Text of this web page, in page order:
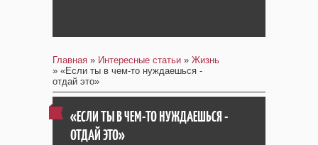
Главная » Интересные статьи » Жизнь
» «Если ты в чем-то нуждаешься -
отдай это»
«ЕСЛИ ТЫ В ЧЕМ-ТО НУЖДАЕШЬСЯ -
ОТДАЙ ЭТО»